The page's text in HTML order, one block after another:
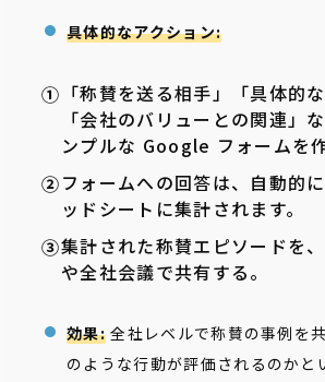
具体的なアクション:
「称賛を送る相手」「具体的
「会社のバリューとの関連」
ンプルな Google フォームを作
フォームへの回答は、自動的
ッドシートに集計されます。
集計された称賛エピソードを
や全社会議で共有する。
効果:全社レベルで称賛の事例を
のような行動が評価されるのかと